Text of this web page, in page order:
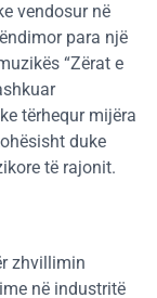
vendosur në
para një
“Zërat e
tërhequr mijëra
duke
të rajonit​.
zhvillimin
në industritë